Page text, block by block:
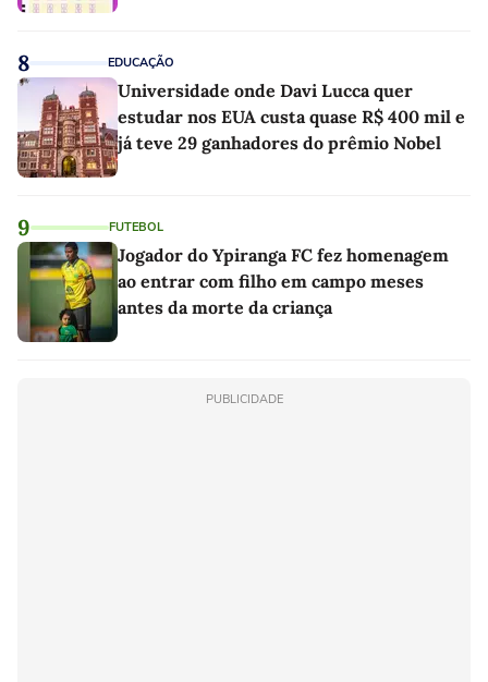
8 EDUCAÇÃO
Universidade onde Davi Lucca quer
estudar nos EUA custa quase R$ 400 mil e
já teve 29 ganhadores do prêmio Nobel
9 FUTEBOL
Jogador do Ypiranga FC fez homenagem
ao entrar com filho em campo meses
antes da morte da criança
PUBLICIDADE